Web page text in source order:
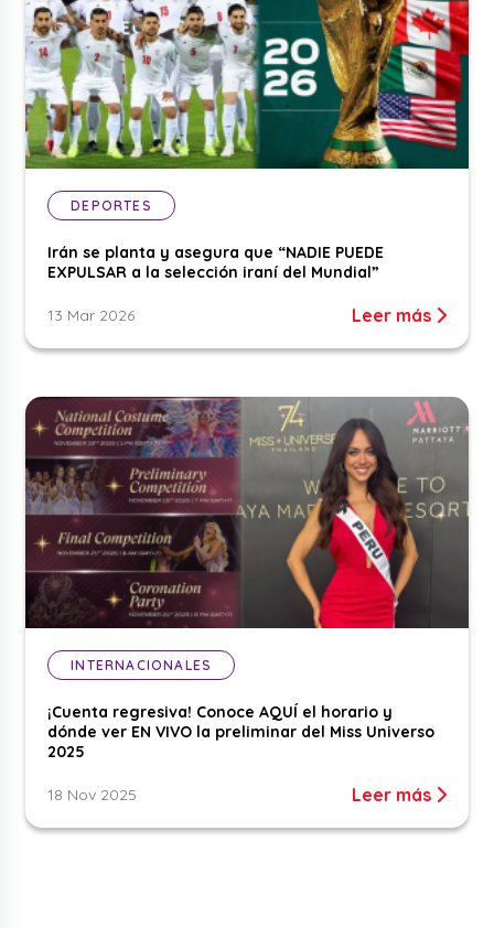
DEPORTES
Irán se planta y asegura que “NADIE PUEDE
EXPULSAR a la selección iraní del Mundial”
13 Mar 2026 Leer más
INTERNACIONALES
¡Cuenta regresiva! Conoce AQUÍ el horario y
dónde ver EN VIVO la preliminar del Miss Universo
2025
18 Nov 2025 Leer más